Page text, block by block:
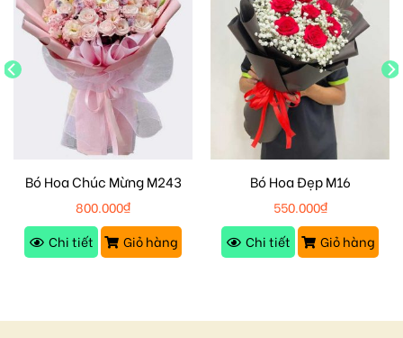
Bó Hoa Chúc Mừng M243
800.000₫
Chi tiết
Giỏ hàng
Bó Hoa Đẹp M16
550.000₫
Chi tiết
Giỏ hàng